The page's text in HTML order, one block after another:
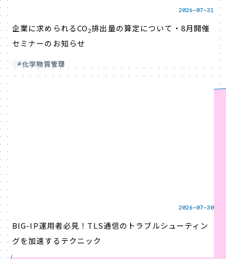
2026-07-31
企業に求められるCO2排出量の算定について・8月開催
セミナーのお知らせ
化学物質管理
2026-07-30
BIG-IP運用者必見！TLS通信のトラブルシューティン
グを加速するテクニック